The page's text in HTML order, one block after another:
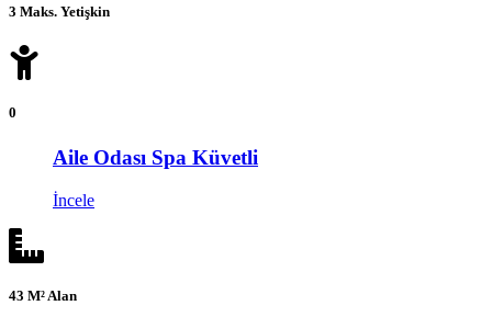
3 Maks. Yetişkin
0
Aile Odası Spa Küvetli
İncele
43 M² Alan